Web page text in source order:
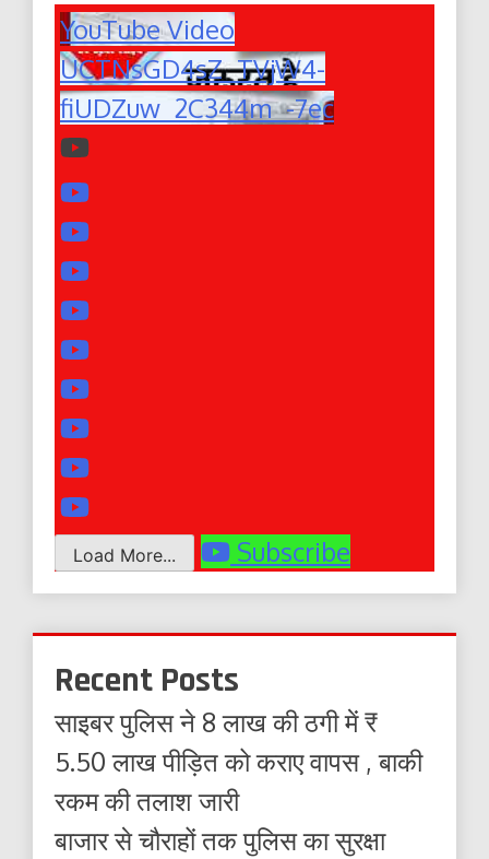
YouTube Video
UCTNsGD4sZ_TVjW4-
fiUDZuw_2C344m_-7ec
Load More... Subscribe
Recent Posts
साइबर पुलिस ने 8 लाख की ठगी में ₹
5.50 लाख पीड़ित को कराए वापस , बाकी
रकम की तलाश जारी
बाजार से चौराहों तक पुलिस का सुरक्षा